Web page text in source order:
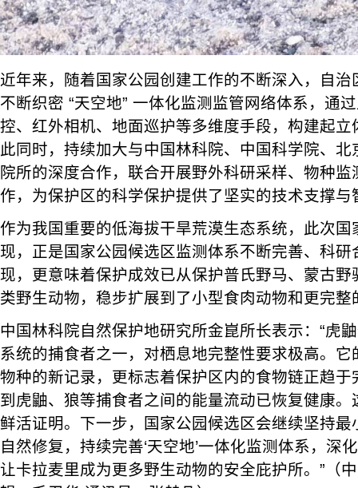
近年来，随着国家公园创建工作的不断深入，自
不断织密 “天空地” 一体化监测监管网络体系，通
控、红外相机、地面巡护等多维度手段，构建起
此同时，持续加大与中国林科院、中国科学院、
院所的深度合作，联合开展野外科研采样、物种
作，为保护区的科学保护提供了坚实的技术支撑与
作为我国重要的低海拔干旱荒漠生态系统，此次国
现，正是国家公园候选区监测体系不断完善、科
现，更意味着保护成效已从保护普氏野马、蒙古
类野生动物，稳步扩展到了小型食肉动物和更完整
中国林科院自然保护地研究所金崑所长表示：“虎
系统的捕食者之一，对栖息地完整性要求极高。
物种的新记录，更标志着保护区内的食物链正趋
到虎鼬、狼等捕食者之间的能量流动已恢复健康
鲜活证明。下一步，国家公园候选区会继续坚持
自然修复，持续完善‘天空地’一体化监测体系，深
让卡拉麦里成为更多野生动物的安全庇护所。”（